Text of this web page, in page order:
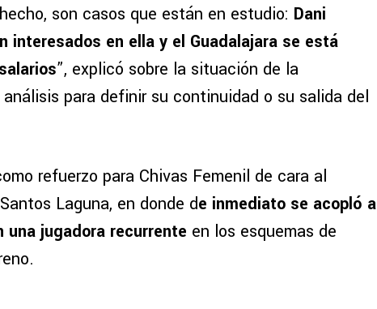
son casos que están en estudio: Dani
interesados en ella y el Guadalajara se está
”, explicó sobre la situación de la
para definir su continuidad o su salida del
refuerzo para Chivas Femenil de cara al
Laguna, en donde de inmediato se acopló a
jugadora recurrente en los esquemas de